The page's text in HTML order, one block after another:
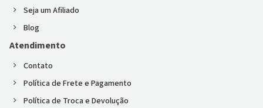
Seja um Afiliado
Blog
Atendimento
Contato
Política de Frete e Pagamento
Política de Troca e Devolução